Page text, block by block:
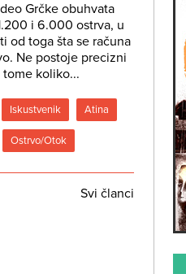
Grčke obuhvata
i 6.000 ostrva, u
od toga šta se računa
Ne postoje precizni
tome koliko...
Iskustvenik Atina
Ostrvo/Otok
Svi članci